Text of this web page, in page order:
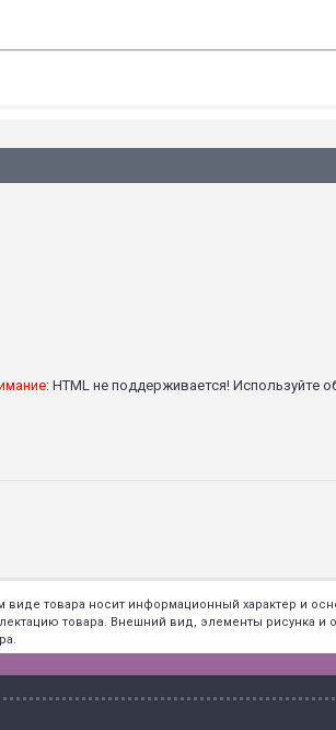
HTML не поддерживается! Используйте
виде товара носит информационный характер и
товара. Внешний вид, элементы рисунка и